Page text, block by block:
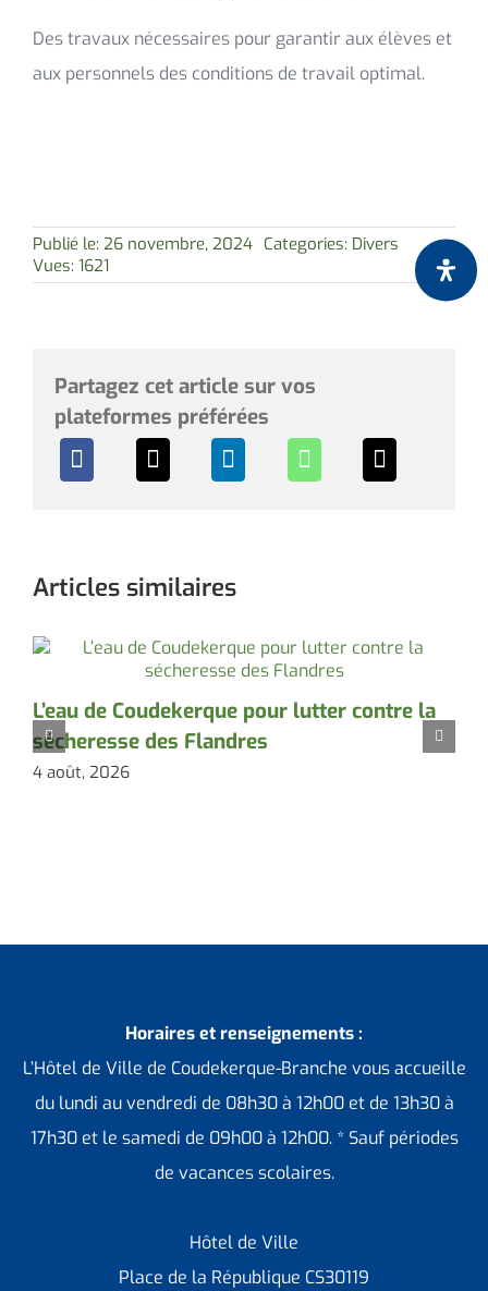
Des travaux nécessaires pour garantir aux élèves et
aux personnels des conditions de travail optimal.
Publié le: 26 novembre, 2024 Categories: Divers
Vues: 1621
Partagez cet article sur vos
plateformes préférées
Articles similaires
L’eau de Coudekerque pour lutter contre la
sécheresse des Flandres
4 août, 2026
Horaires et renseignements :
L’Hôtel de Ville de Coudekerque-Branche vous accueille
du lundi au vendredi de 08h30 à 12h00 et de 13h30 à
17h30 et le samedi de 09h00 à 12h00. * Sauf périodes
de vacances scolaires.
Hôtel de Ville
Place de la République CS30119